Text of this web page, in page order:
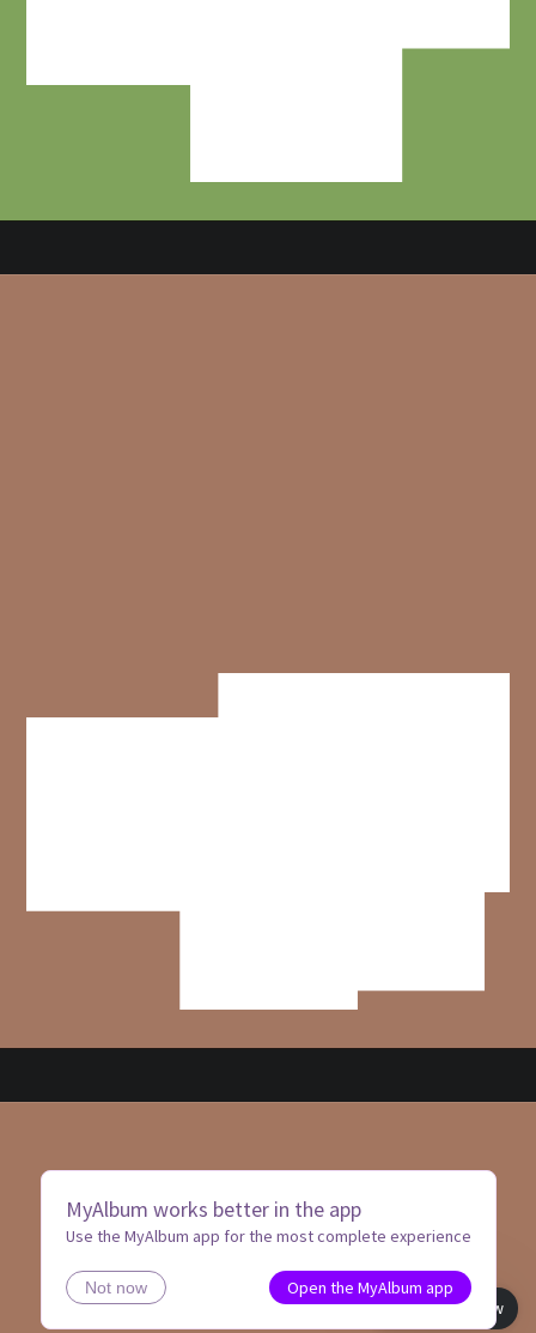
MyAlbum works better in the app
Use the MyAlbum app for the most complete experience
Not now
Open the MyAlbum app
Book view